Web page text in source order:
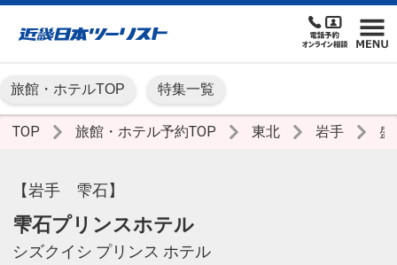
旅館・ホテルTOP 特集一覧
TOP 旅館・ホテル予約TOP 東北 岩手
【岩手 雫石】
雫石プリンスホテル
シズクイシ プリンス ホテル